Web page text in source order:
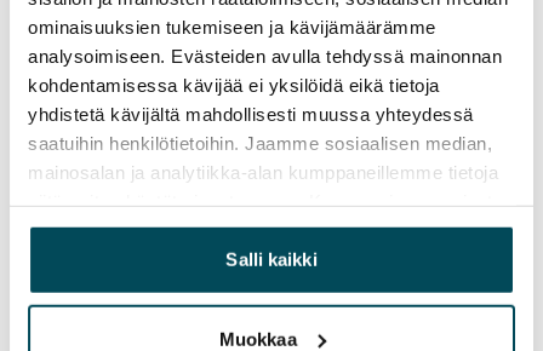
ominaisuuksien tukemiseen ja kävijämäärämme
analysoimiseen. Evästeiden avulla tehdyssä mainonnan
kohdentamisessa kävijää ei yksilöidä eikä tietoja
yhdistetä kävijältä mahdollisesti muussa yhteydessä
saatuihin henkilötietoihin. Jaamme sosiaalisen median,
mainosalan ja analytiikka-alan kumppaneillemme tietoja
yhdistää näitä tietoja muihin tietoihin, joita olet antanut
heille tai joita on kerätty, kun olet käyttänyt heidän
palvelujaan.
Salli kaikki
Muokkaa
12 kk
Irtisanomis­mahdollisuus
12 kk vuokrasopimuksesta tai sopimussakolla
aiemmin
Kotivakuutus
Pakollinen, ei sisälly vuokraan
27 €/hlö/kk